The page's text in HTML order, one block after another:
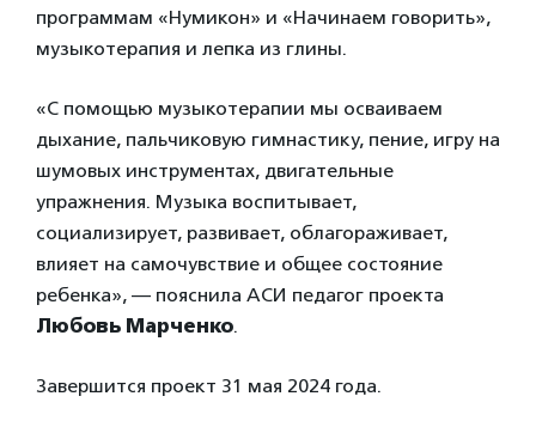
программам «Нумикон» и «Начинаем говорить»,
музыкотерапия и лепка из глины.
«С помощью музыкотерапии мы осваиваем
дыхание, пальчиковую гимнастику, пение, игру на
шумовых инструментах, двигательные
упражнения. Музыка воспитывает,
социализирует, развивает, облагораживает,
влияет на самочувствие и общее состояние
ребенка», — пояснила АСИ педагог проекта
Любовь Марченко.
Завершится проект 31 мая 2024 года.